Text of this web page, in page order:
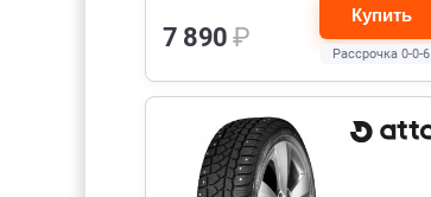
7 890₽
Купить
Рассрочка 0-0-6